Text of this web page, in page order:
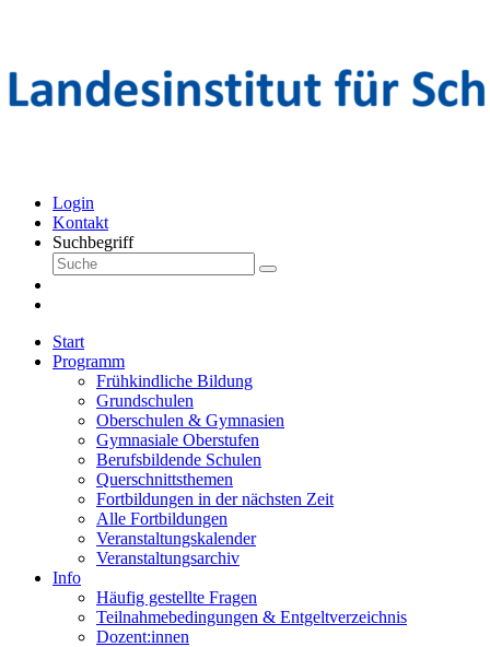
Login
Kontakt
Suchbegriff
Start
Programm
Frühkindliche Bildung
Grundschulen
Oberschulen & Gymnasien
Gymnasiale Oberstufen
Berufsbildende Schulen
Querschnittsthemen
Fortbildungen in der nächsten Zeit
Alle Fortbildungen
Veranstaltungskalender
Veranstaltungsarchiv
Info
Häufig gestellte Fragen
Teilnahmebedingungen & Entgeltverzeichnis
Dozent:innen